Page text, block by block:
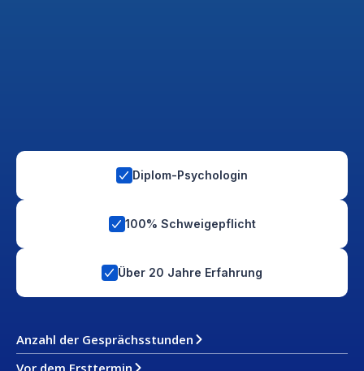
Diplom-Psychologin
100% Schweigepflicht
Über 20 Jahre Erfahrung
Anzahl der Gesprächsstunden